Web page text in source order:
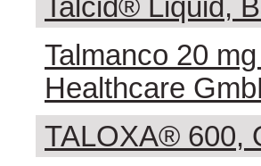
Talcid® Liquid,
Talmanco 20
Healthcare
TALOXA® 600,